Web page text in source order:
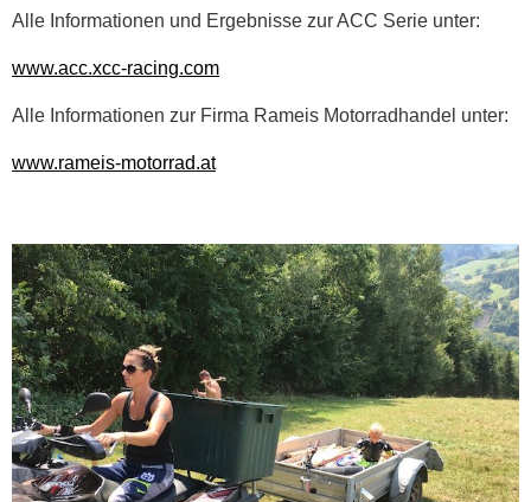
Alle Informationen und Ergebnisse zur ACC Serie unter:
www.acc.xcc-racing.com
Alle Informationen zur Firma Rameis Motorradhandel unter:
www.rameis-motorrad.at